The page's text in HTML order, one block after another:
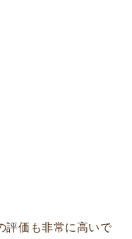
評価も非常に高いで